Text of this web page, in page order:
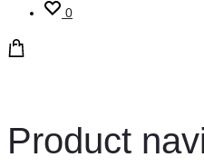
0
Product